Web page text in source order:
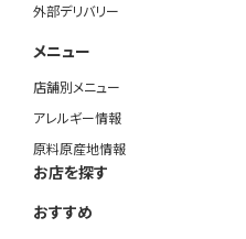
外部デリバリー
メニュー
店舗別メニュー
アレルギー情報
原料原産地情報
お店を探す
おすすめ